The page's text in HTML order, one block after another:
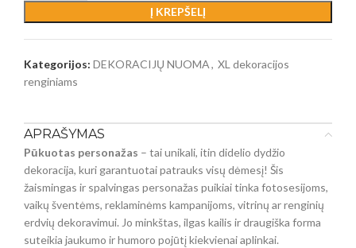
Į KREPŠELĮ
Kategorijos: DEKORACIJŲ NUOMA, XL dekoracijos
renginiams
APRAŠYMAS
Pūkuotas personažas – tai unikali, itin didelio dydžio
dekoracija, kuri garantuotai patrauks visų dėmesį! Šis
žaismingas ir spalvingas personažas puikiai tinka fotosesijoms,
vaikų šventėms, reklaminėms kampanijoms, vitrinų ar renginių
erdvių dekoravimui. Jo minkštas, ilgas kailis ir draugiška forma
suteikia jaukumo ir humoro pojūtį kiekvienai aplinkai.